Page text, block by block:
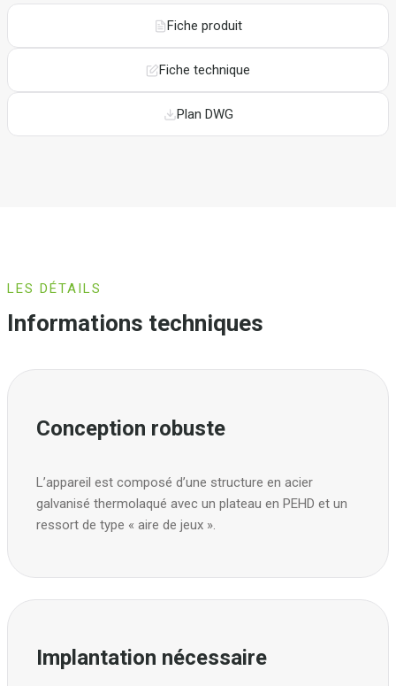
Fiche produit
Fiche technique
Plan DWG
LES DÉTAILS
Informations techniques
Conception robuste
L’appareil est composé d’une structure en acier
galvanisé thermolaqué avec un plateau en PEHD et un
ressort de type « aire de jeux ».
Implantation nécessaire